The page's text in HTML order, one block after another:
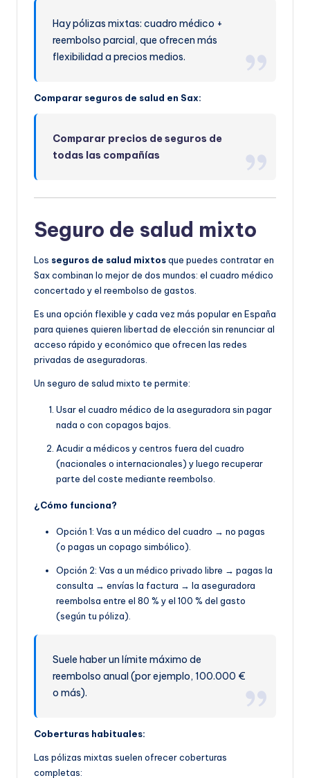
Hay pólizas mixtas: cuadro médico +
reembolso parcial, que ofrecen más
flexibilidad a precios medios.
Comparar seguros de salud en Sax:
Comparar precios de seguros de
todas las compañías
Seguro de salud mixto
Los seguros de salud mixtosque puedes contratar en
Sax combinan lo mejor de dos mundos: el cuadro médico
concertado y el reembolso de gastos.
Es una opción flexible y cada vez más popular en España
para quienes quieren libertad de elección sin renunciar al
acceso rápido y económico que ofrecen las redes
privadas de aseguradoras.
Un seguro de salud mixto te permite:
Usar el cuadro médico de la aseguradora sin pagar
nada o con copagos bajos.
Acudir a médicos y centros fuera del cuadro
(nacionales o internacionales) y luego recuperar
parte del coste mediante reembolso.
¿Cómo funciona?
Opción 1: Vas a un médico del cuadro → no pagas
(o pagas un copago simbólico).
Opción 2: Vas a un médico privado libre → pagas la
consulta → envías la factura → la aseguradora
reembolsa entre el 80 % y el 100 % del gasto
(según tu póliza).
Suele haber un límite máximo de
reembolso anual (por ejemplo, 100.000 €
o más).
Coberturas habituales:
Las pólizas mixtas suelen ofrecer coberturas
completas: